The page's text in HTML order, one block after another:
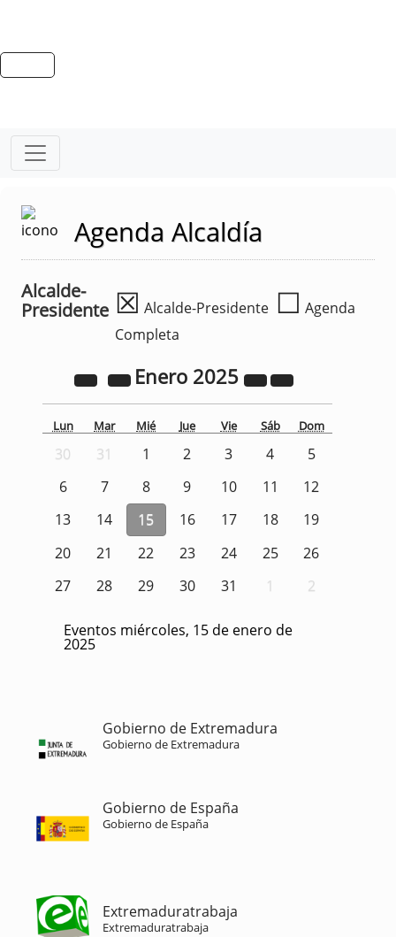
Agenda Alcaldía
Alcalde-
Presidente ☒ Alcalde-Presidente ☐ Agenda
Completa
Enero 2025
Lun Mar Mié Jue Vie Sáb Dom
30 31 1 2 3 4
5
6
7 8 9 10 11
12
13
14 15 16 17 18
19
20
21 22 23 24 25
26
27
28 29 30 31 1 2
Eventos miércoles, 15 de enero de
2025
Gobierno de Extremadura
Gobierno de Extremadura
Gobierno de España
Gobierno de España
Extremaduratrabaja
Extremaduratrabaja